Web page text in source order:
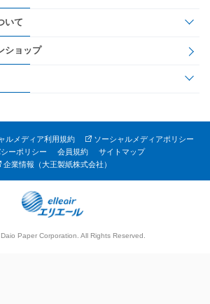
いて
ショップ
ルメディア利用規約
ソーシャルメディアポリシー
ーポリシー
会員規約
サイトマップ
企業情報（大王製紙株式会社）
Paper Corporation. All Rights Reserved.